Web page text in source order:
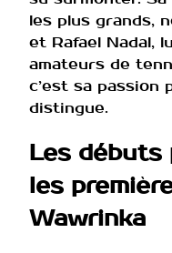
les plus grands,
et Rafael Nadal,
amateurs de
c’est sa passion
distingue.
Les débuts
les
Wawrinka